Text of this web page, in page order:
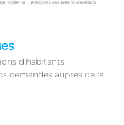
d’habitants
demandes auprès de la